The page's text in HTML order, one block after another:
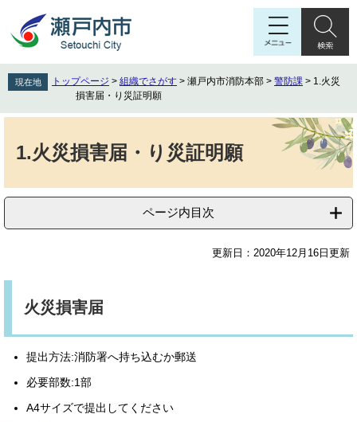
先
頭
を
飛
へ
現在地 トップページ > 組織でさがす > 瀬戸内市消防本部 > 警防課 > 1.火災
損害届・り災証明願
1.火災損害届・り災証明願
ページ内目次
更新日：2020年12月16日更新
火災損害届
提出方法:消防署へ持ち込むか郵送
必要部数:1部
A4サイズで提出してください